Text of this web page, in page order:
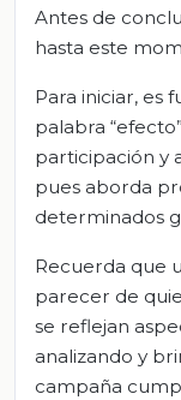
Antes de
hasta este
Para iniciar, es
palabra
participación y
pues aborda
determinados
Recuerda que
parecer de
se reflejan
analizando y
campaña